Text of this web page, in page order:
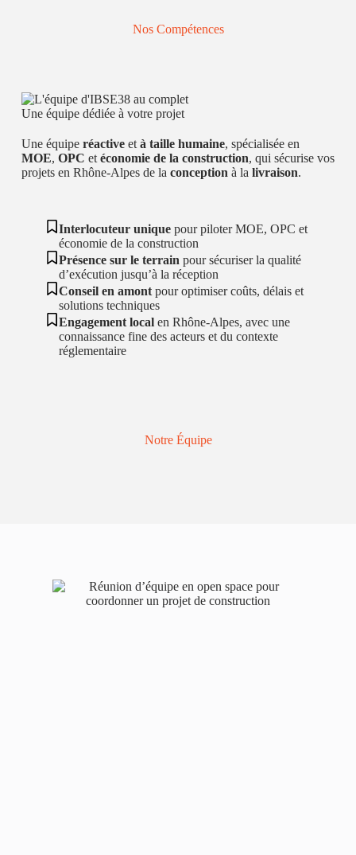
Nos Compétences
Une équipe dédiée à votre projet
Une équipe réactiveet à taille humaine, spécialisée en
MOE, OPC et économie de la construction, qui sécurise vos
projets en Rhône‑Alpes de la conception à la livraison.
Interlocuteur uniquepour piloter MOE, OPC et
économie de la construction
Présence sur le terrain pour sécuriser la qualité
d’exécution jusqu’à la réception
Conseil en amontpour optimiser coûts, délais et
solutions techniques
Engagement localen Rhône‑Alpes, avec une
connaissance fine des acteurs et du contexte
réglementaire
Notre Équipe